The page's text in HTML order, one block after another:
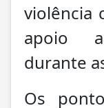
violência
apoio
durante
Os